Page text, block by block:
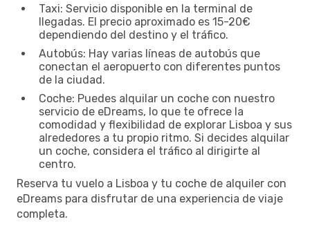
Taxi: Servicio disponible en la terminal de
llegadas. El precio aproximado es 15-20€
dependiendo del destino y el tráfico.
Autobús: Hay varias líneas de autobús que
conectan el aeropuerto con diferentes puntos
de la ciudad.
Coche: Puedes alquilar un coche con nuestro
servicio de eDreams, lo que te ofrece la
comodidad y flexibilidad de explorar Lisboa y sus
alrededores a tu propio ritmo. Si decides alquilar
un coche, considera el tráfico al dirigirte al
centro.
Reserva tu vuelo a Lisboa y tu coche de alquiler con
eDreams para disfrutar de una experiencia de viaje
completa.